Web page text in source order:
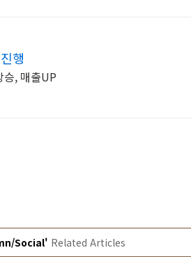
행
승, 매출UP
Social' Related Articles